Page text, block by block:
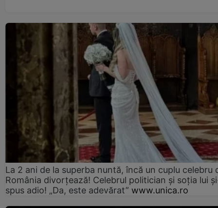
La 2 ani de la superba nuntă, încă un cuplu celebru
România divorțează! Celebrul politician și soția lui
spus adio! „Da, este adevărat” www.unica.ro